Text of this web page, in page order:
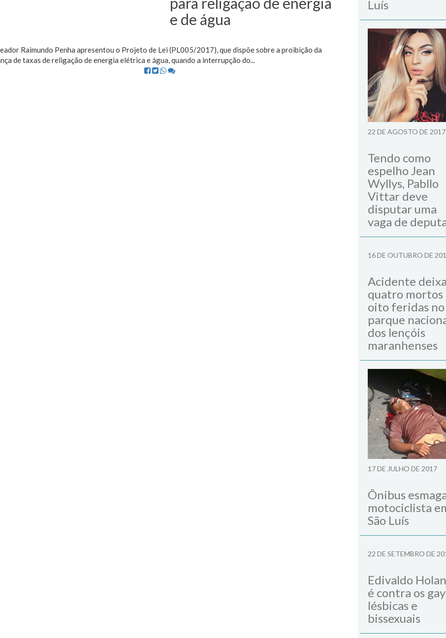
e de água
Raimundo Penha apresentou o Projeto de Lei (PL005/2017), que dispõe sobre a proibição da
de taxas de religação de energia elétrica e água, quando a interrupção do...
Luís
22 DE AGOSTO DE 2017
Tendo como
espelho Jean
Wyllys, Pabllo
Vittar deve
disputar uma
vaga de
16 DE OUTUBRO DE
Acidente
quatro mortos
oito feridas no
parque
dos lençóis
maranhenses
17 DE JULHO DE 2017
Ônibus
motociclista
São Luís
22 DE SETEMBRO DE
Edivaldo
é contra os
lésbicas e
bissexuais